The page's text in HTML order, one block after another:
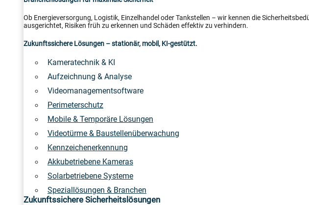
Ob Energieversorgung, Logistik, Einzelhandel oder Tankstellen – wir kennen die
ausgerichtet, Risiken früh zu erkennen und Schäden effektiv zu verhindern.
Zukunftssichere Lösungen – stationär, mobil, KI-gestützt.
Kameratechnik & KI
Aufzeichnung & Analyse
Videomanagementsoftware
Perimeterschutz
Mobile & Temporäre Lösungen
Videotürme & Baustellenüberwachung
Kennzeichenerkennung
Akkubetriebene Kameras
Solarbetriebene Systeme
Speziallösungen & Branchen
Zukunftssichere Sicherheitslösungen